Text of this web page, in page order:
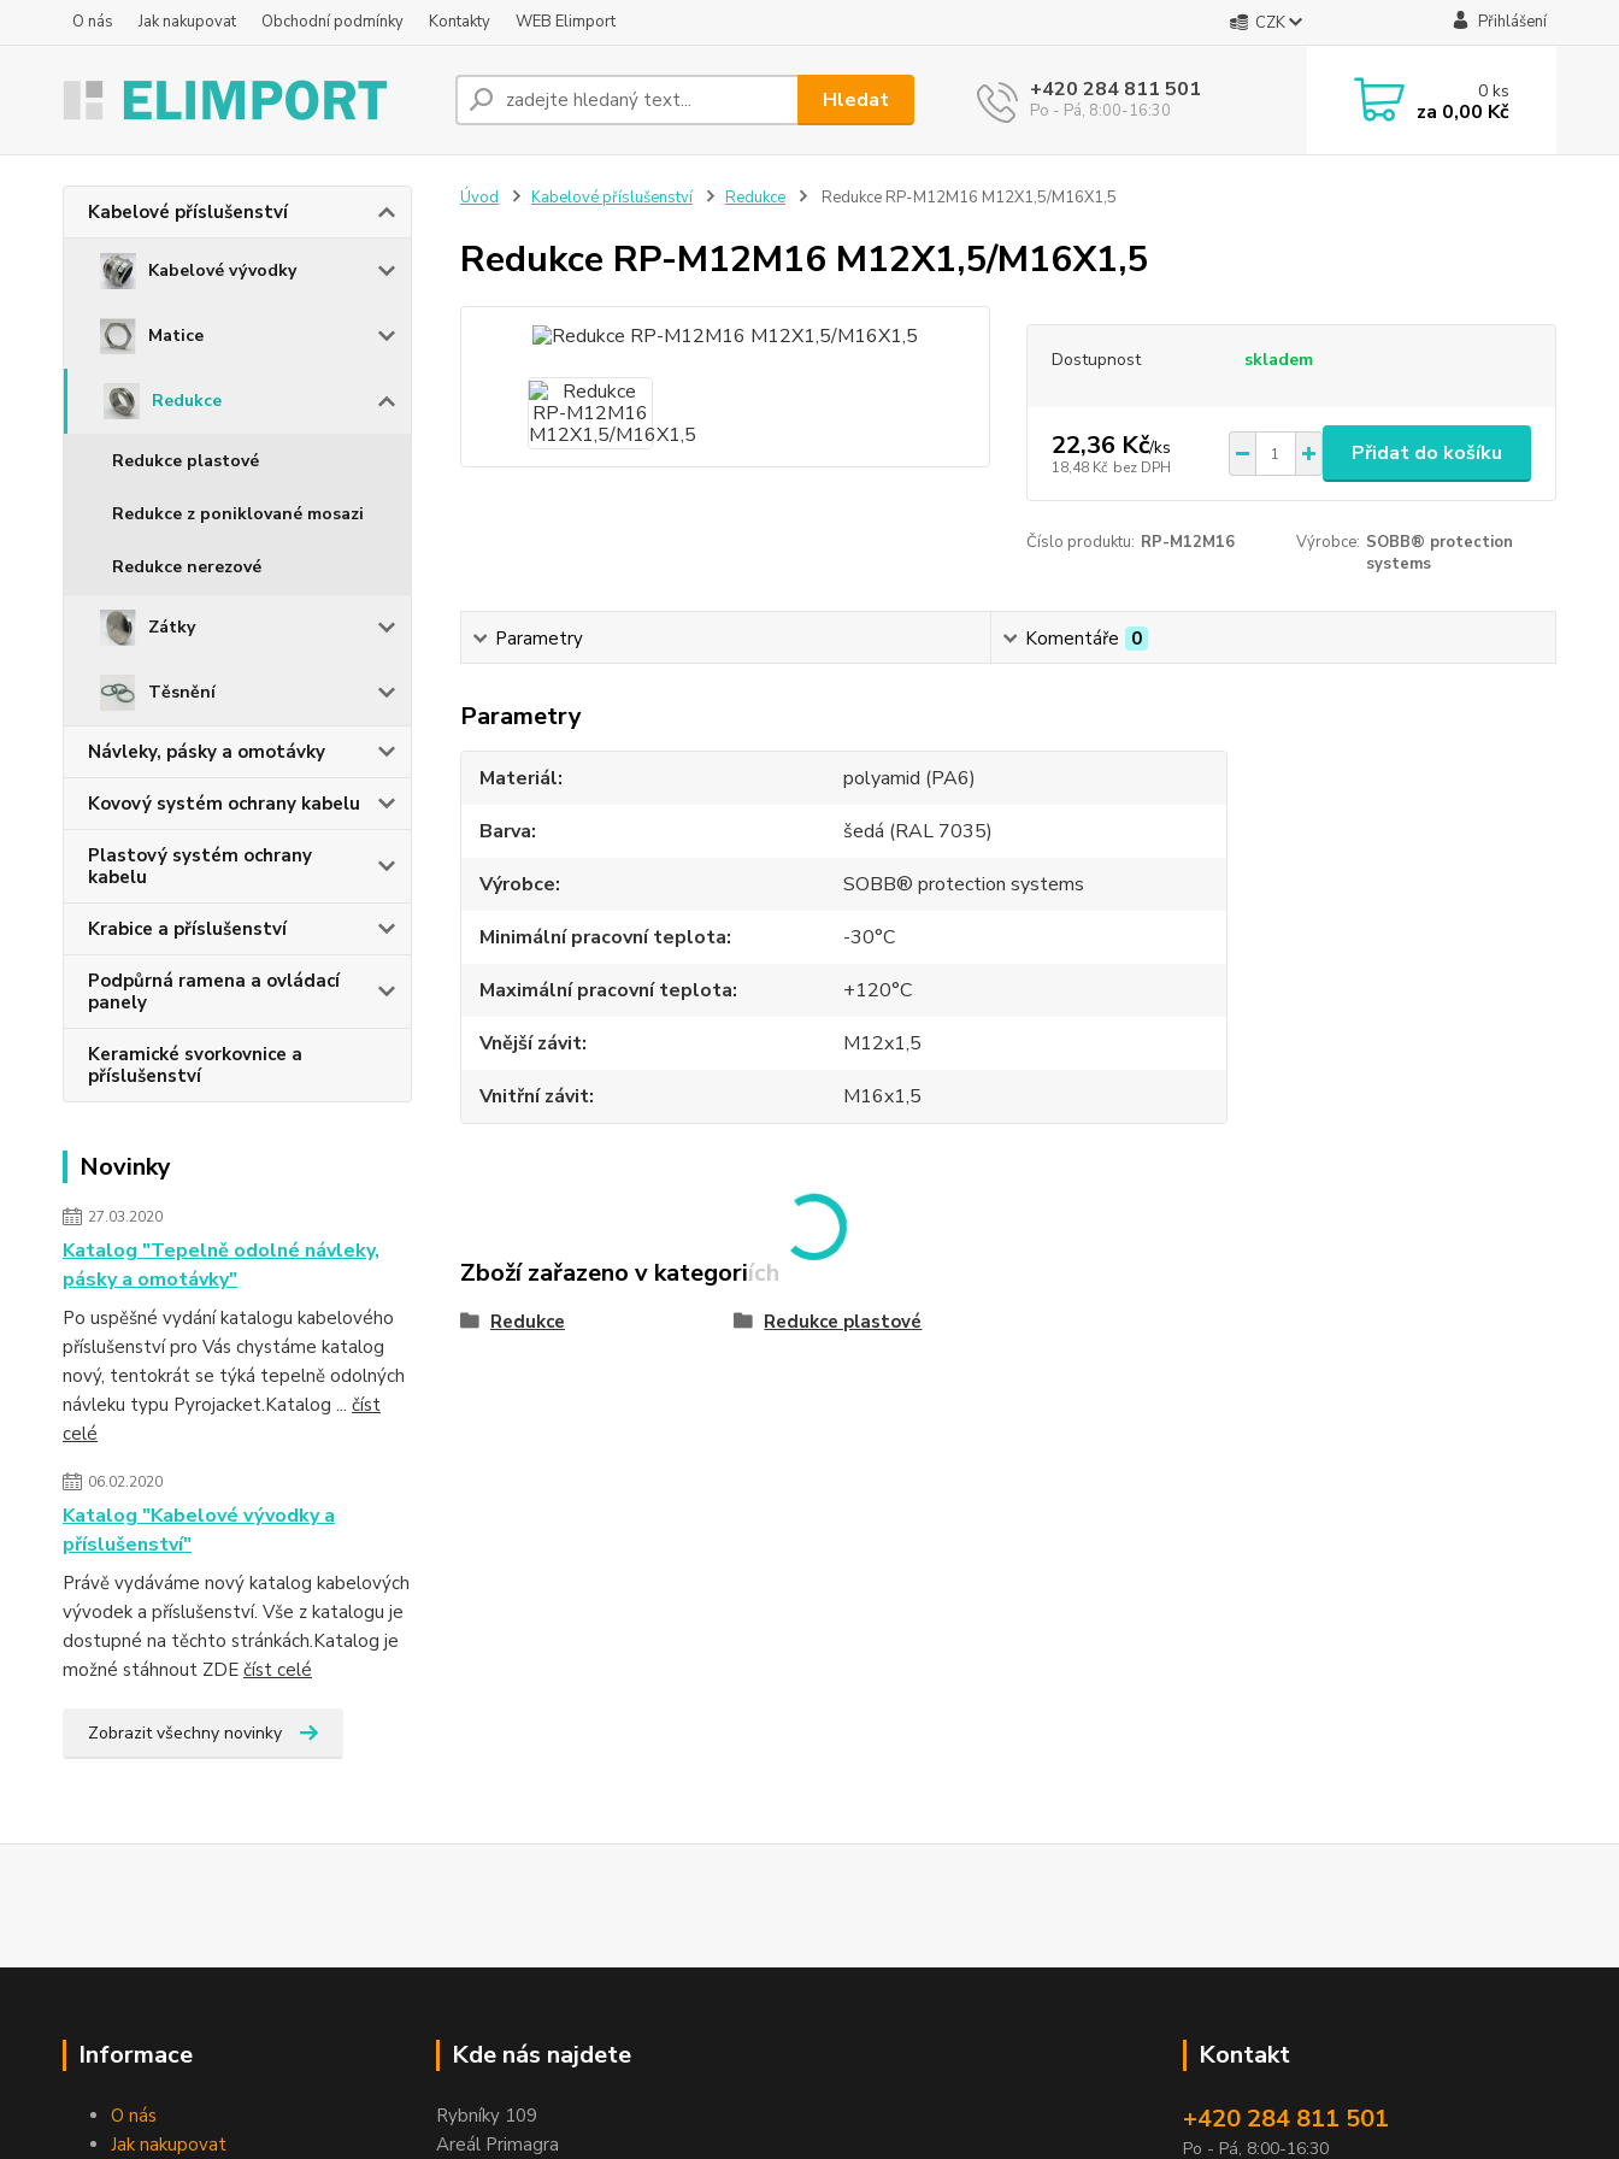
O nás Jak nakupovat Obchodní podmínky Kontakty WEB Elimport CZK Přihlášení
Hledat +420 284 811 501
Po - Pá, 8:00-16:30
0ks
za 0,00 Kč
Kabelové příslušenství
Kabelové vývodky
Matice
Redukce
Redukce plastové
Redukce z poniklované mosazi
Redukce nerezové
Zátky
Těsnění
Návleky, pásky a omotávky
Kovový systém ochrany kabelu
Plastový systém ochrany
kabelu
Krabice a příslušenství
Podpůrná ramena a ovládací
panely
Keramické svorkovnice a
příslušenství
Novinky
27.03.2020
Katalog "Tepelně odolné návleky,
pásky a omotávky"
Po uspěšné vydání katalogu kabelového
příslušenství pro Vás chystáme katalog
nový, tentokrát se týká tepelně odolných
návleku typu Pyrojacket.Katalog ... číst
celé
06.02.2020
Katalog "Kabelové vývodky a
příslušenství"
Právě vydáváme nový katalog kabelových
vývodek a příslušenství. Vše z katalogu je
dostupné na těchto stránkách.Katalog je
možné stáhnout ZDE číst celé
Zobrazit všechny novinky
Úvod Kabelové příslušenství Redukce Redukce RP-M12M16 M12X1,5/M16X1,5
Redukce RP-M12M16 M12X1,5/M16X1,5
Dostupnost skladem
22,36 Kč/ks
18,48 Kč bez DPH
Přidat do košíku
Číslo produktu: RP-M12M16 Výrobce: SOBB® protection
systems
Parametry Komentáře 0
Parametry
Materiál
polyamid (PA6)
Barva
šedá (RAL 7035)
Výrobce
SOBB® protection systems
Minimální pracovní teplota
-30°C
Maximální pracovní teplota
+120°C
Vnější závit
M12x1,5
Vnitřní závit
M16x1,5
Zboží zařazeno v kategoriích
Redukce Redukce plastové
Informace
O nás
Jak nakupovat
Kde nás najdete
Rybníky 109
Areál Primagra
Kontakt
+420 284 811 501
Po - Pá, 8:00-16:30